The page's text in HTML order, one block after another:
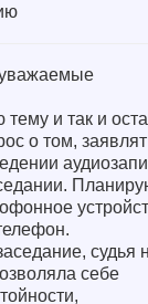
и так и
о том,
судья
себе